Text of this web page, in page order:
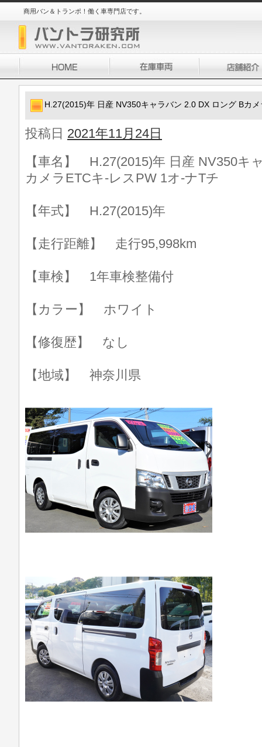
商用バン＆トランポ！働く車専門店です。
H.27(2015)年 日産 NV350キャラバン 2.0 DX ロング Bカ
投稿日 2021年11月24日
【車名】 H.27(2015)年 日産 NV350キ
カメラETCキ-レスPW 1オ-ナTチ
【年式】 H.27(2015)年
【走行距離】 走行95,998km
【車検】 1年車検整備付
【カラー】 ホワイト
【修復歴】 なし
【地域】 神奈川県